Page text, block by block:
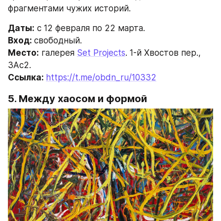
фрагментами чужих историй.
Даты: с 12 февраля по 22 марта.
Вход: свободный.
Место: галерея Set Projects. 1-й Хвостов пер.,
3Ас2.
Ссылка: https://t.me/obdn_ru/10332
5. Между хаосом и формой